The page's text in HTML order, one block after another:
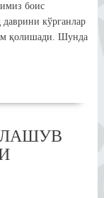
боис
кўрганлар
қолишади. Шунда